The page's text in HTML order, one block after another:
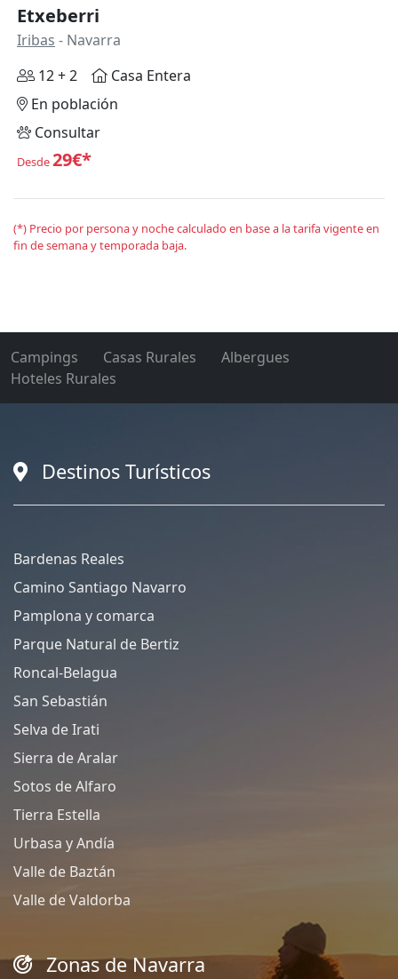
Etxeberri
Iribas - Navarra
12 + 2
Casa Entera
En población
Consultar
Desde29€*
(*) Precio por persona y noche calculado en base a la tarifa vigente en
fin de semana y temporada baja.
Campings Casas Rurales
Albergues
Hoteles Rurales
Destinos Turísticos
Bardenas Reales
Camino Santiago Navarro
Pamplona y comarca
Parque Natural de Bertiz
Roncal-Belagua
San Sebastián
Selva de Irati
Sierra de Aralar
Sotos de Alfaro
Tierra Estella
Urbasa y Andía
Valle de Baztán
Valle de Valdorba
Zonas de Navarra